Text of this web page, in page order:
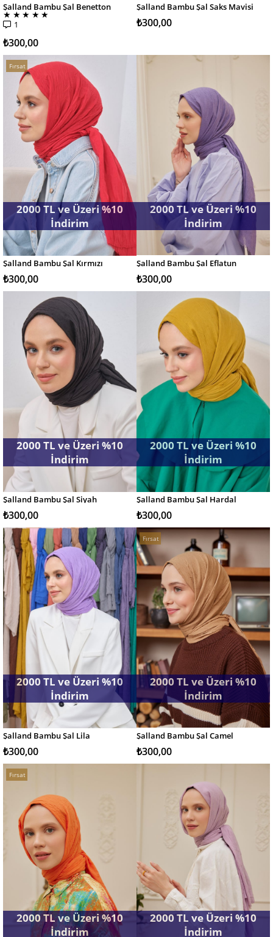
SEPETE EKLE
Şalland Bambu Şal Benetton
★ ★ ★ ★ ★
1
₺300,00
SEPETE EKLE
Şalland Bambu Şal Saks Mavisi
₺300,00
SEPETE EKLE
Fırsat
Ürünü
Şalland Bambu Şal Kırmızı
2000 TL ve Üzeri %10
İndirim
₺300,00
SEPETE EKLE
Şalland Bambu Şal Eflatun
2000 TL ve Üzeri %10
İndirim
₺300,00
SEPETE EKLE
Şalland Bambu Şal Siyah
2000 TL ve Üzeri %10
İndirim
₺300,00
SEPETE EKLE
Şalland Bambu Şal Hardal
2000 TL ve Üzeri %10
İndirim
₺300,00
SEPETE EKLE
Şalland Bambu Şal Lila
2000 TL ve Üzeri %10
İndirim
₺300,00
SEPETE EKLE
Fırsat
Ürünü
Şalland Bambu Şal Camel
2000 TL ve Üzeri %10
İndirim
₺300,00
Fırsat
2000 TL ve Üzeri %10
İndirim
2000 TL ve Üzeri %10
İndirim